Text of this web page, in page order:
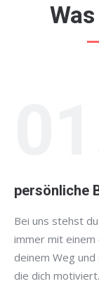
persönliche
Bei uns stehst
immer mit einem
deinem Weg
die dich motiviert.